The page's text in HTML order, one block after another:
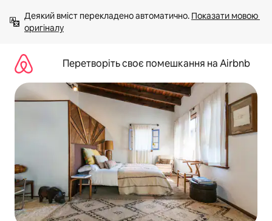
вмісту
Деякий вміст перекладено автоматично. Показати мовою
оригіналу
Перетворіть своє помешкання на Airbnb